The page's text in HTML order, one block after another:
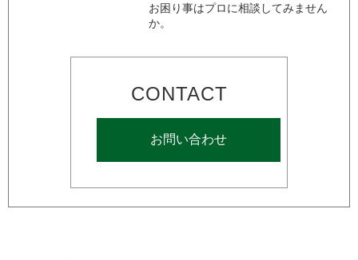
お困り事はプロに相談してみません
か。
CONTACT
お問い合わせ